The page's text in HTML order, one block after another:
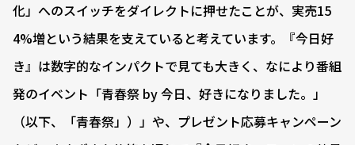
化」へのスイッチをダイレクトに押せたことが、実売15
4%増という結果を支えていると考えています。『今日好
き』は数字的なインパクトで見ても大きく、なにより番組
発のイベント「青春祭 by 今日、好きになりました。」
（以下、「青春祭」）」や、プレゼント応募キャンペーン